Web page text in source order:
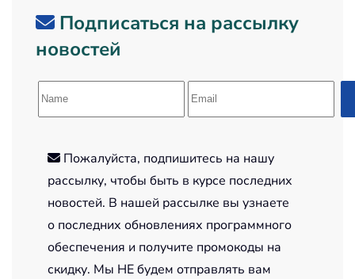
Подписаться на рассылку
новостей
Пожалуйста, подпишитесь на нашу
рассылку, чтобы быть в курсе последних
новостей. В нашей рассылке вы узнаете
о последних обновлениях программного
обеспечения и получите промокоды на
скидку. Мы НЕ будем отправлять вам